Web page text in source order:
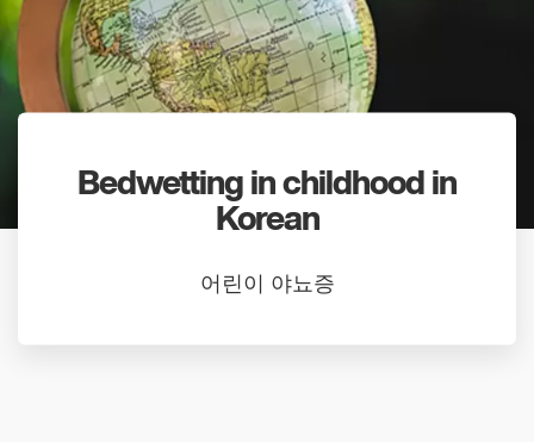
Bedwetting in childhood in
Korean
어린이 야뇨증